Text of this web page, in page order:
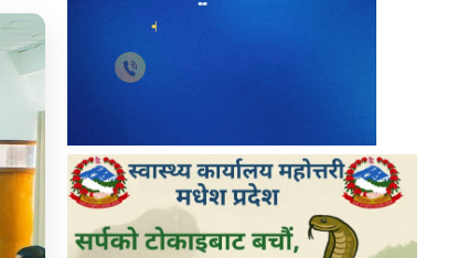
बालबालिकालाई अत्यावश्यक बाहेक बाहिर
जान नदिन मधेश सरकारको अपिल